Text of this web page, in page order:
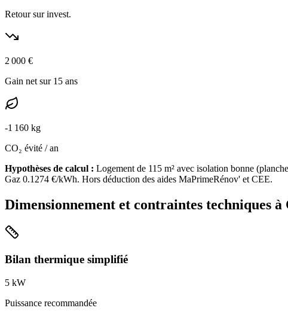
Retour sur invest.
2 000 €
Gain net sur 15 ans
-1 160 kg
CO₂ évité / an
Hypothèses de calcul : Logement de 115 m² avec isolation bonne (
Gaz 0.1274 €/kWh. Hors déduction des aides MaPrimeRénov' et CEE.
Dimensionnement et contraintes techniques à
Bilan thermique simplifié
5 kW
Puissance recommandée